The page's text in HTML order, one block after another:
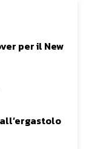
per il New